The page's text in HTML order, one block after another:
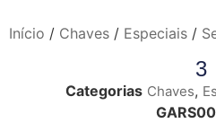
Início / Chaves / Especiais /
3
Categorias Chaves,